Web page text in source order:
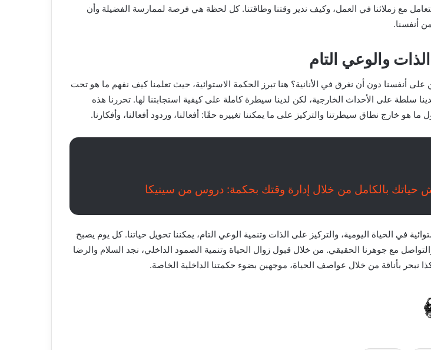
مع زملائنا في العمل، وكيف ندير وقتنا وطاقتنا. كل لحظة هي فرصة لممارسة الفضيلة وأن
أنفسنا.
والوعي التام
أنفسنا دون أن نغرق في الأنانية؟ هنا تبرز الحكمة الاستوائية، حيث تعلمنا كيف نفهم ما هو تحت
سلطة على الأحداث الخارجية، لكن لدينا سيطرة كاملة على كيفية استجابتنا لها. تحررنا هذه
ما هو خارج نطاق سيطرتنا والتركيز على ما يمكننا تغييره حقًا: أفعالنا، وردود أفعالنا، وأفكارنا.
حياتك بالكامل من خلال إدارة وقتك بحكمة: دروس من سينيكا
في الحياة اليومية، والتركيز على الذات وتنمية الوعي التام، يمكننا تحويل حياتنا. كل يوم يصبح
مع جوهرنا الحقيقي. من خلال قبول زوال الحياة وتنمية الصمود الداخلي، نجد السلام والرضا
نبحر بأناقة من خلال عواصف الحياة، موجهين بضوء حكمتنا الداخلية الخاصة.